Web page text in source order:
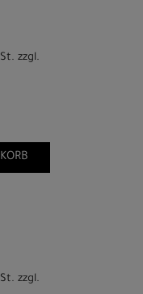
zzgl.
zzgl.